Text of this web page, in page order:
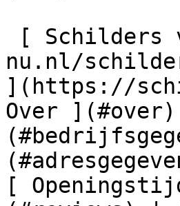
nu.nl/
](https://
Over
[